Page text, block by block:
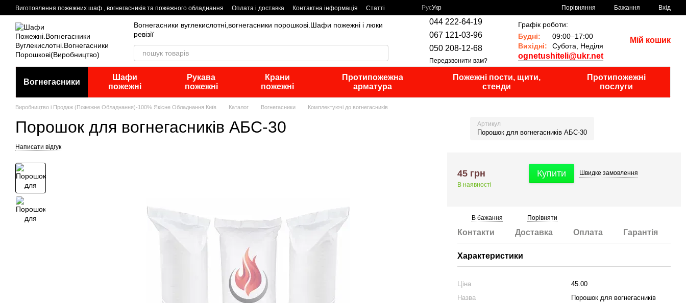
Перейти до основного контенту
Виготовлення пожежних шаф , вогнегасників та пожежного обладнання Оплата і доставка Контактна інформація Статті РусУкр Порівняння Бажання Вхід
Вогнегасники вуглекислотні,вогнегасники порошкові.Шафи пожежні і люки
ревізії
044 222-64-19
067 121-03-96
050 208-12-68
Передзвонити вам?
Графік роботи:
Будні:
09:00–17:00
Вихідні:
Субота, Неділя
ognetushiteli@ukr.net
Мій кошик
Вогнегасники
Шафи
пожежні
Рукава
пожежні
Крани
пожежні
Протипожежна
арматура
Пожежні пости, щити,
стенди
Протипожежні
послуги
Виробництво і Продаж (Пожежне Обладнання)-100% Якісне Обладнання Київ Каталог Вогнегасники Комплектуючі до вогнегасників
Порошок для вогнегасників АБС-30 Артикул
Порошок для вогнегасників АБС-30
Написати відгук
45 грн
В наявності
Купити Швидке замовлення
В бажання Порівняти
Контакти Доставка Оплата Гарантія
Характеристики
Ціна
45.00
Назва
Порошок для вогнегасників